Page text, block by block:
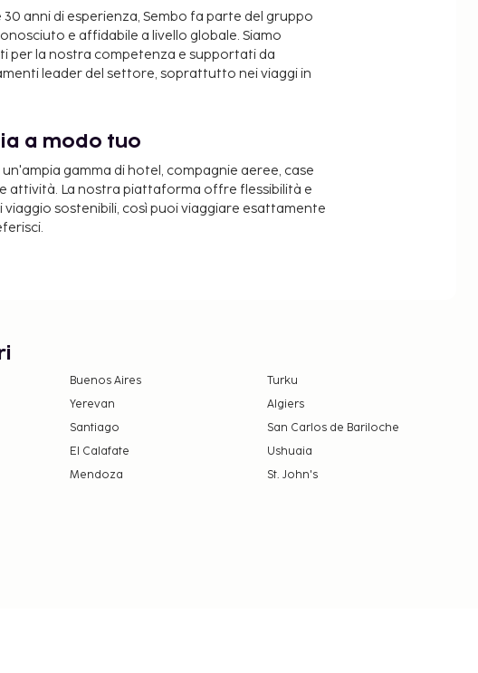
30 anni di esperienza, Sembo fa parte del gruppo
e affidabile a livello globale. Siamo
per la nostra competenza e supportati da
leader del settore, soprattutto nei viaggi in
a modo tuo
un'ampia gamma di hotel, compagnie aeree, case
attività. La nostra piattaforma offre flessibilità e
viaggio sostenibili, così puoi viaggiare esattamente
Buenos Aires
Turku
Yerevan
Algiers
Santiago
San Carlos de Bariloche
El Calafate
Ushuaia
Mendoza St. John's